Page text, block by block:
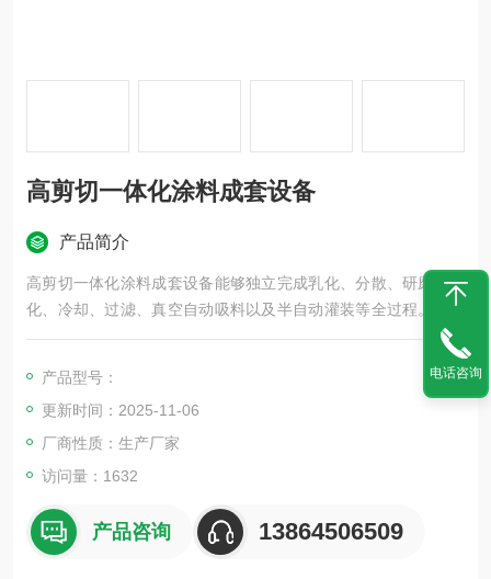
高剪切一体化涂料成套设备
产品简介
高剪切一体化涂料成套设备能够独立完成乳化、分散、研磨、细
化、冷却、过滤、真空自动吸料以及半自动灌装等全过程。制浆
和调漆在同一个罐内完成。此涂料成套设备既可生产水性涂料，
产品型号：
更新时间：2025-11-06
厂商性质：生产厂家
访问量：1632
产品咨询 13864506509
电话咨询